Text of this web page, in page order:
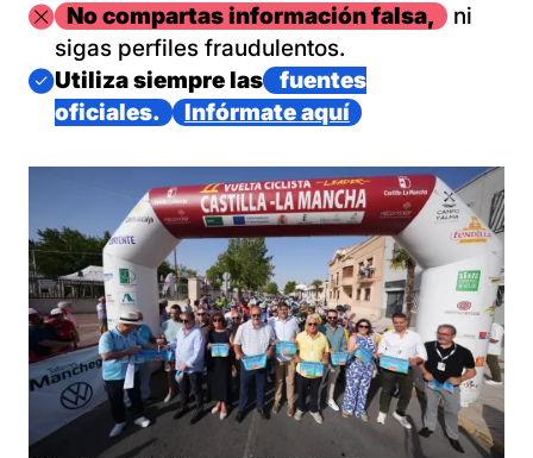
ImagenNo compartas información falsa,
ni
sigas perfiles fraudulentos.
Imagen
Utiliza siempre las
fuentes
oficiales.
Infórmate aquí